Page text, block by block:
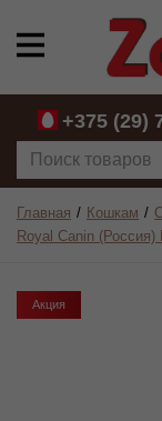
+375 (29)
Главная Кошкам
Royal Canin
Акция